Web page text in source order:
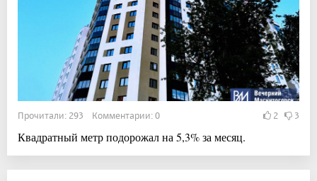
Прочитали: 293 Комментарии: 0 2 3
Квадратный метр подорожал на 5,3% за месяц.